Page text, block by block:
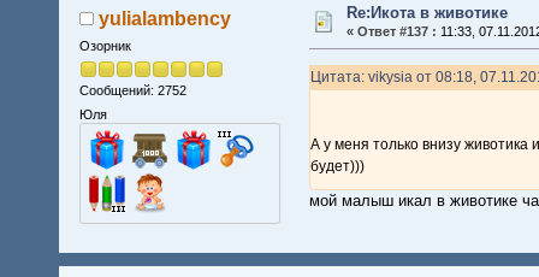
yulialambency
Озорник
Сообщений: 2752
Юля
Re:Икота в животике
« Ответ #137 : 11:33,
Цитата: vikysia от 08:18,
А у меня только внизу животика
будет)))
мой малыш икал в животике